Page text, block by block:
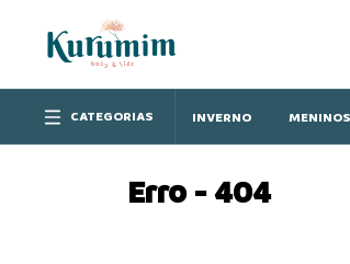
CATEGORIAS INVERNO MENINOS
Erro - 404